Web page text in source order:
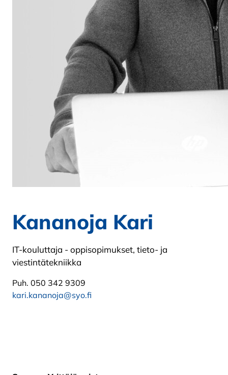
Kananoja Kari
IT-kouluttaja - oppisopimukset, tieto- ja
viestintätekniikka
Puh. 050 342 9309
kari.kananoja@syo.fi